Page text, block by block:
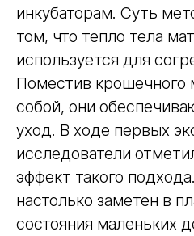
инкубаторам. Суть
том, что тепло тела
используется для
Поместив
собой, они
уход. В ходе первых
исследователи
эффект такого
настолько заметен в
состояния маленьких